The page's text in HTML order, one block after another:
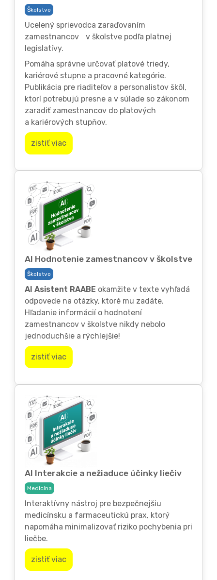
Školstvo
Ucelený sprievodca zaraďovaním
zamestnancov v školstve podľa platnej
legislatívy.
Pomáha správne určovať platové triedy,
kariérové stupne a pracovné kategórie.
Publikácia pre riaditeľov a personalistov škôl,
ktorí potrebujú presne a v súlade so zákonom
zaradiť zamestnancov do platových
a kariérových stupňov.
zistiť viac
AI Hodnotenie zamestnancov v školstve
Školstvo
AI Asistent RAABE okamžite v texte vyhľadá
odpovede na otázky, ktoré mu zadáte.
Hľadanie informácií o hodnotení
zamestnancov v školstve nikdy nebolo
jednoduchšie a rýchlejšie!
zistiť viac
AI Interakcie a nežiaduce účinky liečiv
Medicína
Interaktívny nástroj pre bezpečnejšiu
medicínsku a farmaceutickú prax, ktorý
napomáha minimalizovať riziko pochybenia pri
liečbe.
zistiť viac